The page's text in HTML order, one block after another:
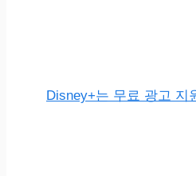
Disney+는 무료 광고 지